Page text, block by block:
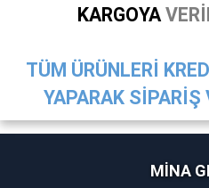
KARGOYA
TÜM ÜRÜNLERİ
YAPARAK
MİNA